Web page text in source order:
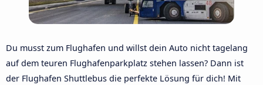
Du musst zum Flughafen und willst dein Auto nicht tagelang
auf dem teuren Flughafenparkplatz stehen lassen? Dann ist
der Flughafen Shuttlebus die perfekte Lösung für dich! Mit